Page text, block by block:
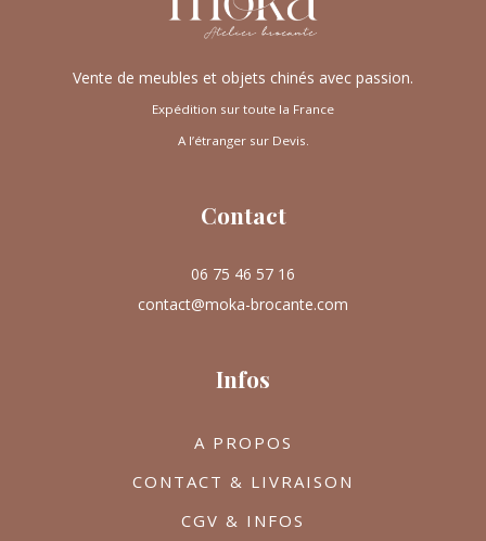
Vente de meubles et objets chinés avec passion.
Expédition sur toute la France
A l’étranger sur Devis.
Contact
06 75 46 57 16
contact@moka-brocante.com
Infos
A PROPOS
CONTACT & LIVRAISON
CGV & INFOS